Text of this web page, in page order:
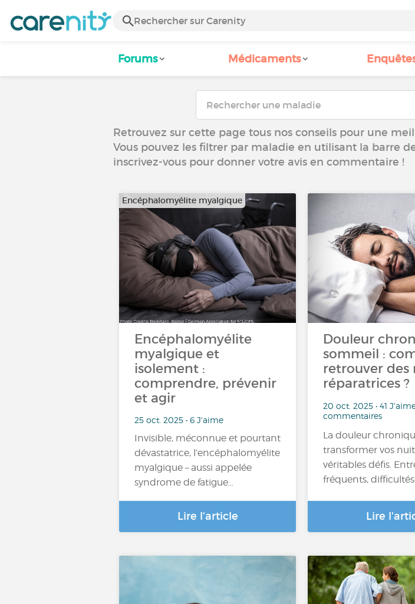
Forums Médicaments
Retrouvez sur cette page tous nos conseils pour une
Vous pouvez les filtrer par maladie en utilisant la barre
inscrivez-vous pour donner votre avis en commentaire !
Encéphalomyélite myalgique
Encéphalomyélite
myalgique et
isolement :
comprendre, prévenir
et agir
25 oct. 2025 • 6 J'aime
Invisible, méconnue et pourtant
dévastatrice, l’encéphalomyélite
myalgique – aussi appelée
syndrome de fatigue…
Lire l'article
Douleur
sommeil :
retrouver des
réparatrices ?
20 oct. 2025 • 41
commentaires
La douleur
transformer vos
véritables défis.
fréquents, difficultés
Lire